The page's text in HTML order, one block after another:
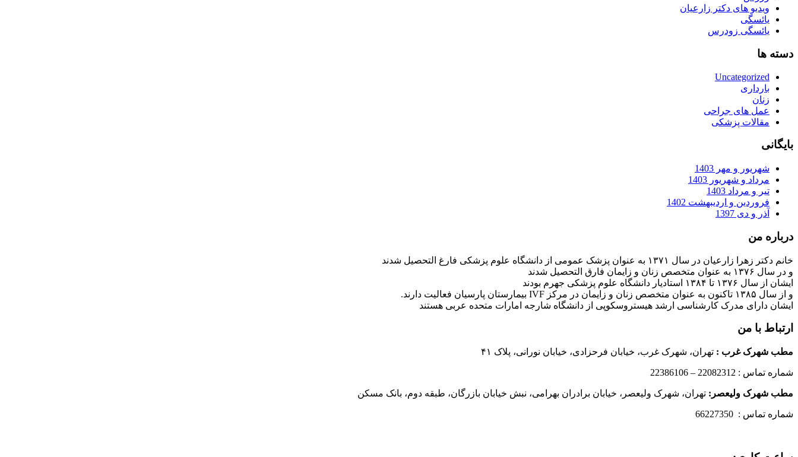
ویدیو های دکتر زارعیان
یائسگی
یائسگی زودرس
دسته ها
Uncategorized
بارداری
زنان
عمل های جراحی
مقالات پزشکی
بایگانی
شهریور و مهر 1403
مرداد و شهریور 1403
تیر و مرداد 1403
فروردین و اردیبهشت 1402
آذر و دی 1397
درباره من
خانم دکتر زهرا زارعیان در سال ۱۳۷۱ به عنوان پزشک عمومی از دانشگاه علوم پزشکی فارغ التحصیل شدند
و در سال ۱۳۷۶ به عنوان متخصص زنان و زایمان فارق التحصیل شدند
ایشان از سال ۱۳۷۶ تا ۱۳۸۴ استادیار دانشگاه علوم پزشکی جهرم بودند
و از سال ۱۳۸۵ تاکنون به عنوان متخصص زنان و زایمان در مرکز IVF بیمارستان پارسیان فعالیت دارند.
ایشان دارای مدرک کارشناسی ارشد هیستروسکوپی از دانشگاه شارجه امارات متحده عربی هستند
ارتباط با من
مطب شهرک غرب : تهران، شهرک غرب، خیابان فرحزادی، خیابان نورانی، پلاک ۴۱
شماره تماس : 22082312 – 22386106
مطب شهرک ولیعصر: تهران، شهرک ولیعصر، خیابان برادران بهرامی، نبش خیابان بازرگان، طبقه دوم، بانک مسکن
شماره تماس : 66227350